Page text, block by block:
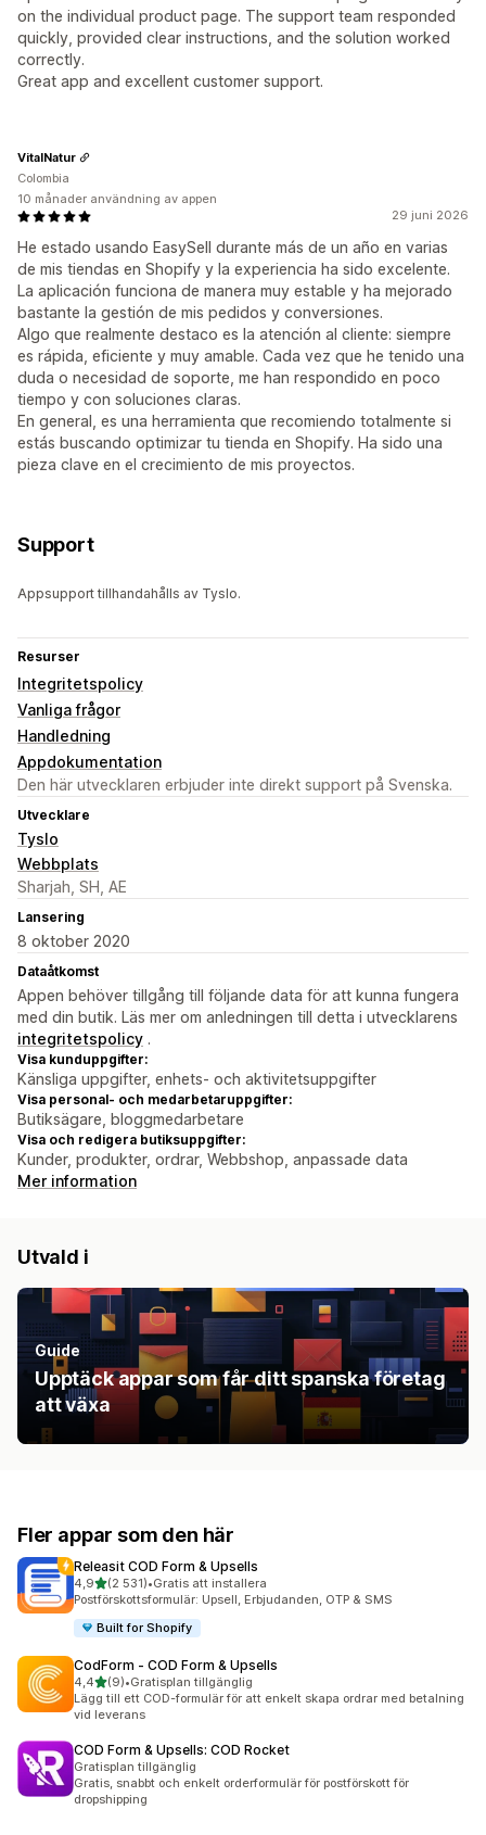
on the individual product page. The support team responded
quickly, provided clear instructions, and the solution worked
correctly.
Great app and excellent customer support.
29 juni 2026
He estado usando EasySell durante más de un año en varias
de mis tiendas en Shopify y la experiencia ha sido excelente.
La aplicación funciona de manera muy estable y ha mejorado
bastante la gestión de mis pedidos y conversiones.
Algo que realmente destaco es la atención al cliente: siempre
es rápida, eficiente y muy amable. Cada vez que he tenido una
duda o necesidad de soporte, me han respondido en poco
tiempo y con soluciones claras.
En general, es una herramienta que recomiendo totalmente si
estás buscando optimizar tu tienda en Shopify. Ha sido una
pieza clave en el crecimiento de mis proyectos.
VitalNatur
Colombia
10 månader användning av appen
Support
Appsupport tillhandahålls av Tyslo.
Resurser
Integritetspolicy
Vanliga frågor
Handledning
Appdokumentation
Den här utvecklaren erbjuder inte direkt support på Svenska.
Utvecklare
Tyslo
Webbplats
Sharjah, SH, AE
Lansering
8 oktober 2020
Dataåtkomst
Appen behöver tillgång till följande data för att kunna fungera
med din butik. Läs mer om anledningen till detta i utvecklarens
integritetspolicy .
Visa kunduppgifter:
Känsliga uppgifter, enhets- och aktivitetsuppgifter
Visa personal- och medarbetaruppgifter:
Butiksägare, bloggmedarbetare
Visa och redigera butiksuppgifter:
Kunder, produkter, ordrar, Webbshop, anpassade data
Mer information
Utvald i
Guide
Upptäck appar som får ditt spanska företag
att växa
Fler appar som den här
Releasit COD Form & Upsells
4,9av 5 stjärnor
(2 531)
2531 recensioner totalt
•Gratis att installera
Postförskottsformulär: Upsell, Erbjudanden, OTP & SMS
Built for Shopify
CodForm ‑ COD Form & Upsells
4,4av 5 stjärnor
(9)
9 recensioner totalt
•Gratisplan tillgänglig
Lägg till ett COD-formulär för att enkelt skapa ordrar med betalning
vid leverans
COD Form & Upsells: COD Rocket
Gratisplan tillgänglig
Gratis, snabbt och enkelt orderformulär för postförskott för
dropshipping